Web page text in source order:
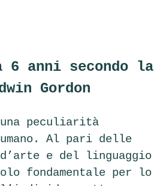
6 anni secondo la
Gordon
una peculiarità
Al pari delle
e del linguaggio
fondamentale per lo